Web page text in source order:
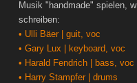
Musik "handmade" spielen,
schreiben:
• Ulli Bäer | guit, voc
• Gary Lux | keyboard, voc
• Harald Fendrich | bass, voc
• Harry Stampfer | drums